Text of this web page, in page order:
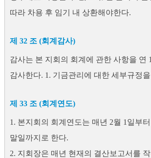
따라 차용 후 임기 내 상환해야한다.
제 32 조 (회계감사)
감사는 본 지회의 회계에 관한 사항을 연
감사한다. 1. 기금관리에 대한 세부규정
제 33 조 (회계연도)
1. 본지회의 회계연도는 매년 2월 1일부
말일까지로 한다.
2. 지회장은 매년 현재의 결산보고서를